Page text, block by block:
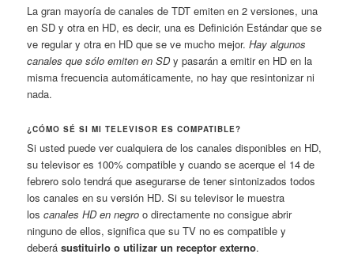
La gran mayoría de canales de TDT emiten en 2 versiones, una
en SD y otra en HD, es decir, una es Definición Estándar que se
ve regular y otra en HD que se ve mucho mejor.Hay algunos
canales que sólo emiten en SDy pasarán a emitir en HD en la
misma frecuencia automáticamente, no hay que resintonizar ni
nada.
¿CÓMO SÉ SI MI TELEVISOR ES COMPATIBLE?
Si usted puede ver cualquiera de los canales disponibles en HD,
su televisor es 100% compatible y cuando se acerque el 14 de
febrero solo tendrá que asegurarse de tener sintonizados todos
los canales en su versión HD. Si su televisor le muestra
loscanales HD en negro o directamente no consigue abrir
ninguno de ellos, significa que su TV no es compatible y
deberásustituirlo o utilizar un receptor externo.